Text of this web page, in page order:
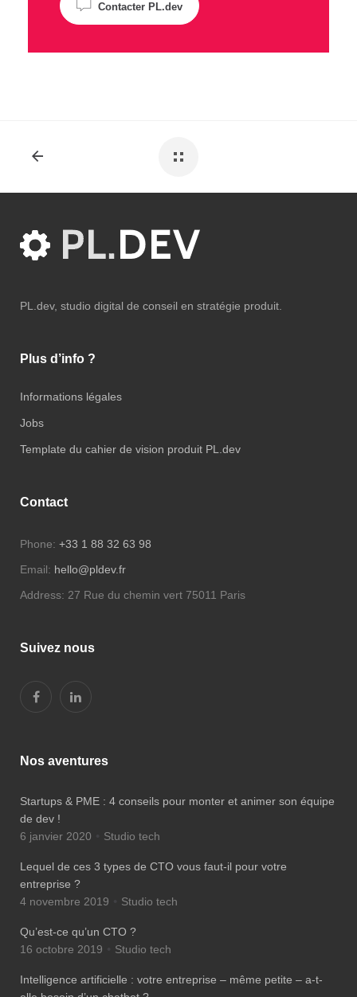
Contacter PL.dev
PL.dev, studio digital de conseil en stratégie produit.
Plus d’info ?
Informations légales
Jobs
Template du cahier de vision produit PL.dev
Contact
Phone: +33 1 88 32 63 98
Email: hello@pldev.fr
Address: 27 Rue du chemin vert 75011 Paris
Suivez nous
Nos aventures
Startups & PME : 4 conseils pour monter et animer son équipe
de dev !
6 janvier 2020
Studio tech
Lequel de ces 3 types de CTO vous faut-il pour votre
entreprise ?
4 novembre 2019
Studio tech
Qu’est-ce qu’un CTO ?
16 octobre 2019
Studio tech
Intelligence artificielle : votre entreprise – même petite – a-t-